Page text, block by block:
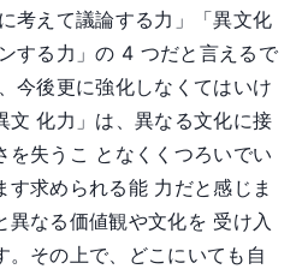
考えて議論する力」「異文化
する力」の 4 つだと言えるで
今後更に強化しなくてはいけ
文 化力」は、異なる文化に接
を失うこ となくくつろいでい
す求められる能 力だと感じま
異なる価値観や文化を 受け入
。その上で、どこにいても自